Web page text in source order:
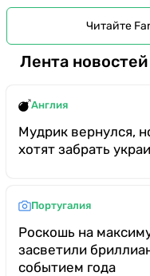
Читайте
Лента новостей
Англия
Мудрик вернулся,
хотят забрать
Португалия
Роскошь на
засветили
событием года